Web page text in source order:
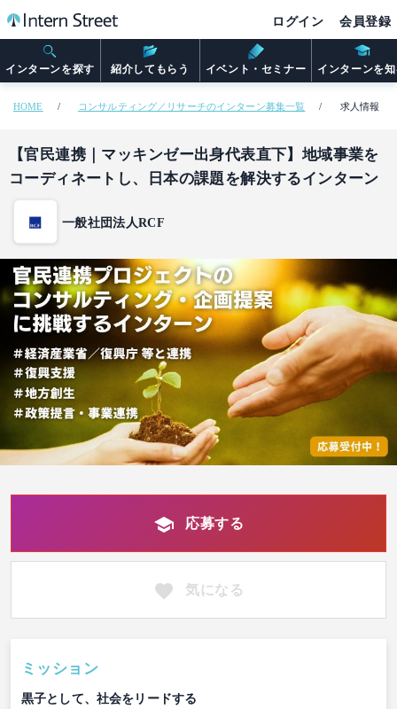
インターンを探す 紹介してもらう イベント・セミナー インターンを
ログイン 会員登録
HOME コンサルティング／リサーチのインターン募集一覧 求人情報
【官民連携｜マッキンゼー出身代表直下】地域事業を
コーディネートし、日本の課題を解決するインターン
一般社団法人RCF
応募する
気になる
ミッション
黒子として、社会をリードする